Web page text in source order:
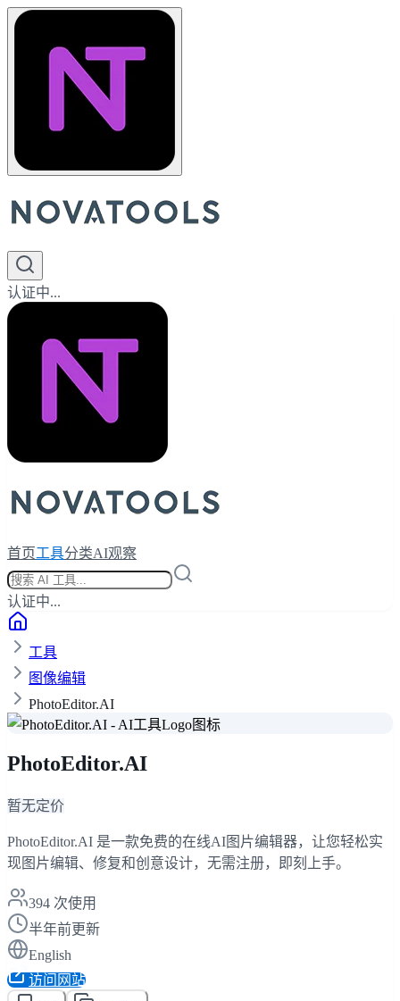
认证中...
首页工具分类AI观察
认证中...
工具
图像编辑
PhotoEditor.AI
PhotoEditor.AI
暂无定价
PhotoEditor.AI 是一款免费的在线AI图片编辑器，让您轻松实
现图片编辑、修复和创意设计，无需注册，即刻上手。
394 次使用
半年前更新
English
访问网站